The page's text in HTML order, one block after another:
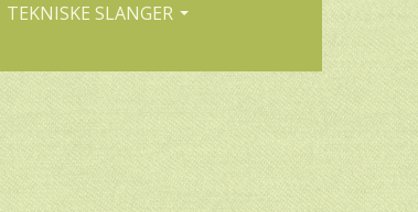
TEKNISKE SLANGER